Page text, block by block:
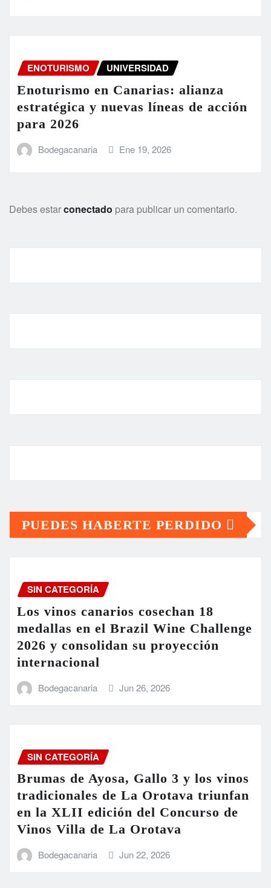
ENOTURISMO UNIVERSIDAD
Enoturismo en Canarias: alianza
estratégica y nuevas líneas de acción
para 2026
Bodegacanaria Ene 19, 2026
Debes estarconectado para publicar un comentario.
PUEDES HABERTE PERDIDO
SIN CATEGORÍA
Los vinos canarios cosechan 18
medallas en el Brazil Wine Challenge
2026 y consolidan su proyección
internacional
Bodegacanaria Jun 26, 2026
SIN CATEGORÍA
Brumas de Ayosa, Gallo 3 y los vinos
tradicionales de La Orotava triunfan
en la XLII edición del Concurso de
Vinos Villa de La Orotava
Bodegacanaria Jun 22, 2026